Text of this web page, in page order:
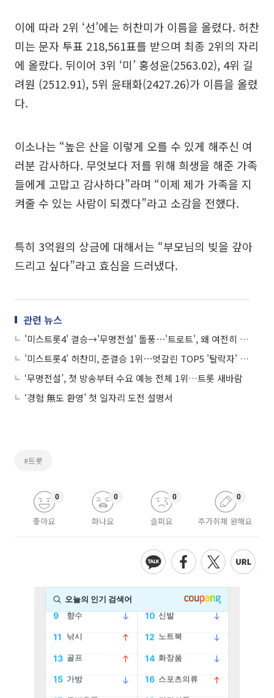
이에 따라 2위 ‘선’에는 허찬미가 이름을 올렸다. 허찬
미는 문자 투표 218,561표를 받으며 최종 2위의 자리
에 올랐다. 뒤이어 3위 ‘미’ 홍성윤(2563.02), 4위 길
려원 (2512.91), 5위 윤태화(2427.26)가 이름을 올렸
다.
이소나는 “높은 산을 이렇게 오를 수 있게 해주신 여
러분 감사하다. 무엇보다 저를 위해 희생을 해준 가족
들에게 고맙고 감사하다”라며 “이제 제가 가족을 지
켜줄 수 있는 사람이 되겠다”라고 소감을 전했다.
특히 3억원의 상금에 대해서는 “부모님의 빚을 갚아
드리고 싶다”라고 효심을 드러냈다.
관련 뉴스
'미스트롯4' 결승→'무명전설' 돌풍⋯'트로트', 왜 여전히 뜨겁나
'미스트롯4' 허찬미, 준결승 1위⋯엇갈린 TOP5 '탈락자' 누구?
‘무명전설’, 첫 방송부터 수요 예능 전체 1위…트롯 새바람
‘경험 無도 환영’ 첫 일자리 도전 설명서
#트롯
좋아요
0
화나요
0
슬퍼요
0
추가취재 원해요
0